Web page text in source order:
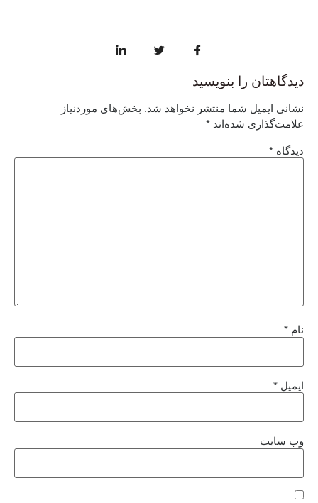
دیدگاهتان را بنویسید
نشانی ایمیل شما منتشر نخواهد شد. بخش‌های موردنیاز
علامت‌گذاری شده‌اند *
دیدگاه *
نام *
ایمیل *
وب‌ سایت